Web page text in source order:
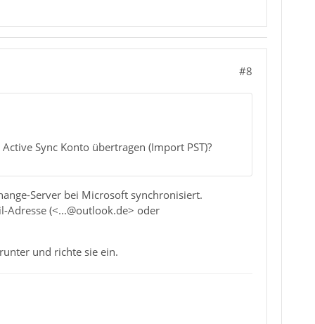
#8
Sync Konto übertragen (Import PST)?
Server bei Microsoft synchronisiert.
(<...@outlook.de> oder
und richte sie ein.